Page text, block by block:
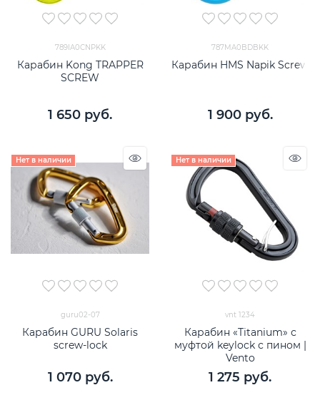
789IA0CNPKK
Карабин Kong TRAPPER
SCREW
1 650 руб.
787MA0BDBKK
Карабин HMS Napik Screw
1 900 руб.
Нет в наличии
guru02-07
Карабин GURU Solaris
screw-lock
1 070 руб.
Нет в наличии
vnt 1234
Карабин «Titanium» с
муфтой keylock с пином |
Vento
1 275 руб.